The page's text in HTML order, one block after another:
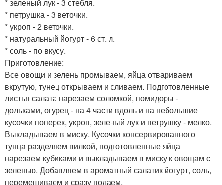
* зеленый лук - 3 стебля.
* петрушка - 3 веточки.
* укроп - 2 веточки.
* натуральный йогурт - 6 ст. л.
* соль - по вкусу.
Приготовление:
Все овощи и зелень промываем, яйца отвариваем
вкрутую, тунец открываем и сливаем. Подготовленные
листья салата нарезаем соломкой, помидоры -
дольками, огурец - на 4 части вдоль и на небольшие
кусочки поперек, укроп, зеленый лук и петрушку - мелко.
Выкладываем в миску. Кусочки консервированного
тунца разделяем вилкой, подготовленные яйца
нарезаем кубиками и выкладываем в миску к овощам с
зеленью. Добавляем в ароматный салатик йогурт, соль,
перемешиваем и сразу подаем.